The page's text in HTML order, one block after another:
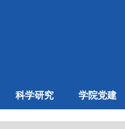
科学研究 学院党建